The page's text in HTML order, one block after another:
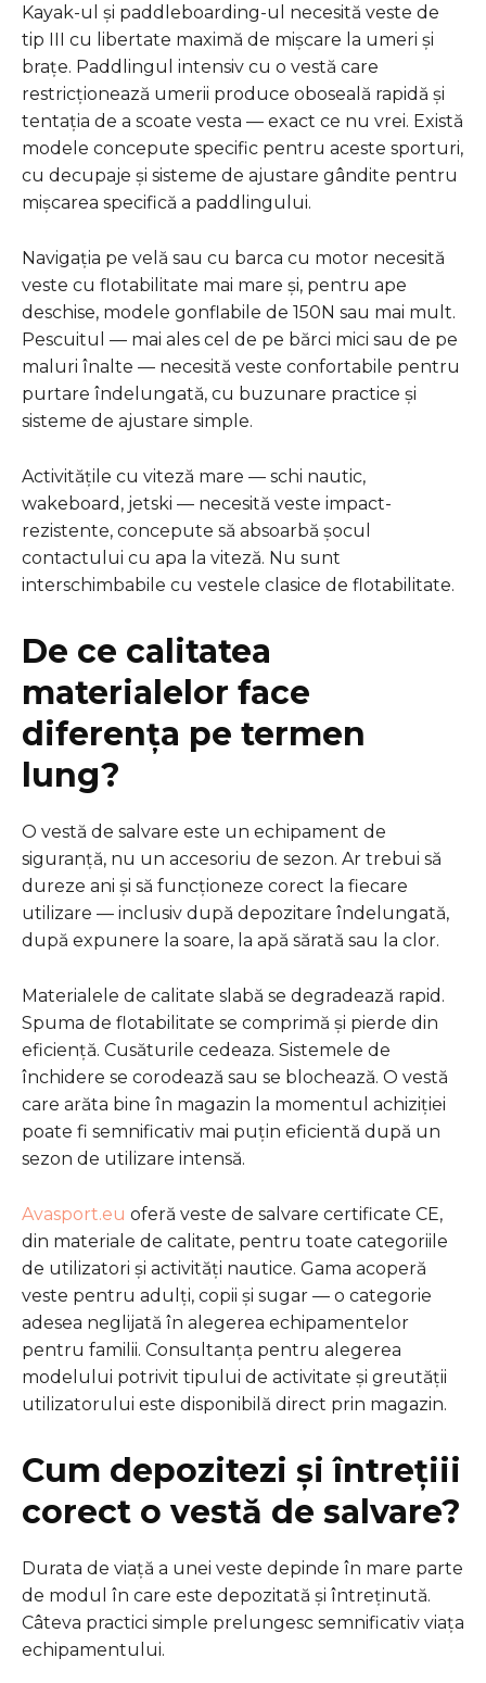
Kayak-ul și paddleboarding-ul necesită veste de
tip III cu libertate maximă de mișcare la umeri și
brațe. Paddlingul intensiv cu o vestă care
restricționează umerii produce oboseală rapidă și
tentația de a scoate vesta — exact ce nu vrei. Există
modele concepute specific pentru aceste sporturi,
cu decupaje și sisteme de ajustare gândite pentru
mișcarea specifică a paddlingului.
Navigația pe velă sau cu barca cu motor necesită
veste cu flotabilitate mai mare și, pentru ape
deschise, modele gonflabile de 150N sau mai mult.
Pescuitul — mai ales cel de pe bărci mici sau de pe
maluri înalte — necesită veste confortabile pentru
purtare îndelungată, cu buzunare practice și
sisteme de ajustare simple.
Activitățile cu viteză mare — schi nautic,
wakeboard, jetski — necesită veste impact-
rezistente, concepute să absoarbă șocul
contactului cu apa la viteză. Nu sunt
interschimbabile cu vestele clasice de flotabilitate.
De ce calitatea
materialelor face
diferența pe termen
lung?
O vestă de salvare este un echipament de
siguranță, nu un accesoriu de sezon. Ar trebui să
dureze ani și să funcționeze corect la fiecare
utilizare — inclusiv după depozitare îndelungată,
după expunere la soare, la apă sărată sau la clor.
Materialele de calitate slabă se degradează rapid.
Spuma de flotabilitate se comprimă și pierde din
eficiență. Cusăturile cedeaza. Sistemele de
închidere se corodează sau se blochează. O vestă
care arăta bine în magazin la momentul achiziției
poate fi semnificativ mai puțin eficientă după un
sezon de utilizare intensă.
Avasport.eu oferă veste de salvare certificate CE,
din materiale de calitate, pentru toate categoriile
de utilizatori și activități nautice. Gama acoperă
veste pentru adulți, copii și sugar — o categorie
adesea neglijată în alegerea echipamentelor
pentru familii. Consultanța pentru alegerea
modelului potrivit tipului de activitate și greutății
utilizatorului este disponibilă direct prin magazin.
Cum depozitezi și întrețiii
corect o vestă de salvare?
Durata de viață a unei veste depinde în mare parte
de modul în care este depozitată și întreținută.
Câteva practici simple prelungesc semnificativ viața
echipamentului.